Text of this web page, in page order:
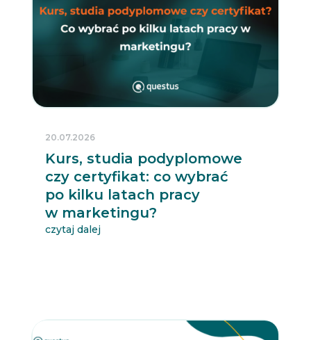
Kurs, studia podyplomowe
czy certyfikat: co wybrać
po kilku latach pracy
w marketingu?
20.07.2026
czytaj dalej